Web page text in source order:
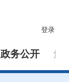
登录
政务公开 解